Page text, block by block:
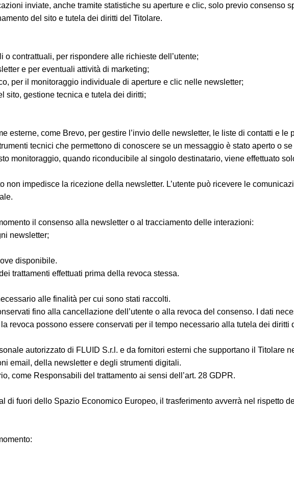
inviate, anche tramite statistiche su aperture e clic, solo previo consenso
del sito e tutela dei diritti del Titolare.
contrattuali, per rispondere alle richieste dell’utente;
e per eventuali attività di marketing;
per il monitoraggio individuale di aperture e clic nelle newsletter;
sito, gestione tecnica e tutela dei diritti;
esterne, come Brevo, per gestire l’invio delle newsletter, le liste di contatti e le
tecnici che permettono di conoscere se un messaggio è stato aperto o
monitoraggio, quando riconducibile al singolo destinatario, viene effettuato
non impedisce la ricezione della newsletter. L’utente può ricevere le
il consenso alla newsletter o al tracciamento delle interazioni:
newsletter;
disponibile.
trattamenti effettuati prima della revoca stessa.
alle finalità per cui sono stati raccolti.
fino alla cancellazione dell’utente o alla revoca del consenso. I dati
revoca possono essere conservati per il tempo necessario alla tutela dei diritti
autorizzato di FLUID S.r.l. e da fornitori esterni che supportano il Titolare
email, della newsletter e degli strumenti digitali.
come Responsabili del trattamento ai sensi dell’art. 28 GDPR.
di fuori dello Spazio Economico Europeo, il trasferimento avverrà nel rispetto